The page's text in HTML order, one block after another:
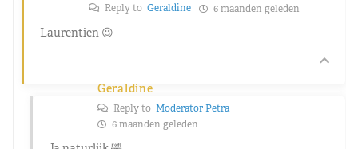
Reply to Geraldine 6 maanden geleden
Laurentien 😉
Geraldine
Reply to Moderator Petra
6 maanden geleden